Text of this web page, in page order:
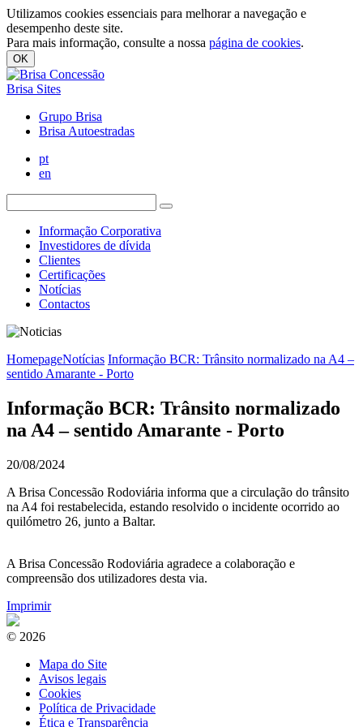
Utilizamos cookies essenciais para melhorar a navegação e
desempenho deste site.
Para mais informação, consulte a nossa página de cookies.
OK
Brisa Sites
Grupo Brisa
Brisa Autoestradas
pt
en
Informação Corporativa
Investidores de dívida
Clientes
Certificações
Notícias
Contactos
HomepageNotícias Informação BCR: Trânsito normalizado na A4 –
sentido Amarante - Porto
Informação BCR: Trânsito normalizado
na A4 – sentido Amarante - Porto
20/08/2024
A Brisa Concessão Rodoviária informa que a circulação do trânsito
na A4 foi restabelecida, estando resolvido o incidente ocorrido ao
quilómetro 26, junto a Baltar.
A Brisa Concessão Rodoviária agradece a colaboração e
compreensão dos utilizadores desta via.
Imprimir
© 2026
Mapa do Site
Avisos legais
Cookies
Política de Privacidade
Ética e Transparência